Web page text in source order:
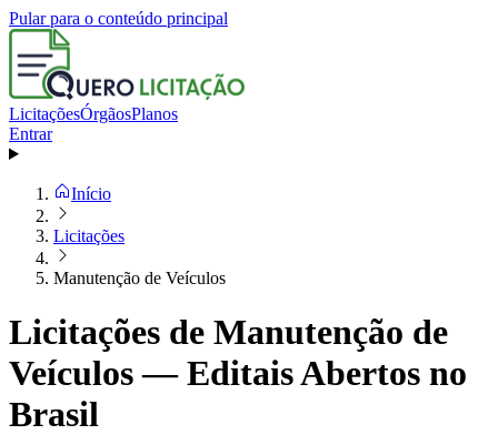
Pular para o conteúdo principal
LicitaçõesÓrgãosPlanos
Entrar
Início
Licitações
Manutenção de Veículos
Licitações de Manutenção de
Veículos — Editais Abertos no
Brasil